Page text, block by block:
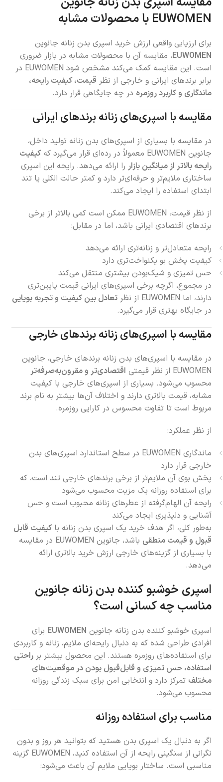
EUWOMEN با محصولات مشابه
برای ارزیابی واقعی ارزش خرید اسپری بدن زنانه جانوین
EUWOMEN، مقایسه آن با محصولات مشابه در بازار ضروری
است. این مقایسه کمک می‌کند مشخص شود EUWOMEN در
برابر برندهای ایرانی و خارجی از نظر قیمت، کیفیت رایحه،
ماندگاری و کاربرد روزمره در چه جایگاهی قرار دارد.
مقایسه با اسپری‌های زنانه برندهای ایرانی
در مقایسه با بسیاری از اسپری‌های بدن زنانه تولید داخل،
جانوین EUWOMEN معمولاً در رده‌ای قرار می‌گیرد که
کیفیت
رایحه بالاتر از میانگین بازار را ارائه می‌دهد. رایحه این اسپری
ساختاری ملایم‌تر و حرفه‌ای‌تر دارد و کمتر حالت الکلی یا تند
ابتدای استفاده را ایجاد می‌کند.
از نظر قیمت، EUWOMEN ممکن است کمی بالاتر از برخی
برندهای اقتصادی ایرانی باشد، اما در مقابل:
رایحه متعادل‌تر و زنانه‌تری ارائه می‌دهد
کیفیت پخش بو یکنواخت‌تری دارد
حس تمیزی و شیک‌بودن بیشتری منتقل می‌کند
در مجموع، اگرچه برخی اسپری‌های ایرانی قیمت پایین‌تری
دارند، اما EUWOMEN از نظر
تعادل بین کیفیت و تجربه بویایی
در جایگاه بهتری قرار می‌گیرد.
مقایسه با اسپری‌های زنانه برندهای خارجی
در مقایسه با اسپری‌های بدن زنانه برندهای خارجی، جانوین
EUWOMEN از نظر قیمتی
اقتصادی‌تر و مقرون‌به‌صرفه‌تر
محسوب می‌شود. بسیاری از اسپری‌های خارجی با کیفیت
مشابه، قیمت بالاتری دارند و اختلاف آن‌ها بیشتر به نام برند
مربوط است تا تفاوت محسوس در کارایی روزمره.
از نظر عملکرد:
ماندگاری EUWOMEN در سطح استاندارد اسپری‌های بدن
خارجی قرار دارد
پخش بوی آن ملایم‌تر از برخی برندهای خارجی تند است، که
برای استفاده روزانه یک مزیت محسوب می‌شود
رایحه آن الهام‌گرفته از عطرهای زنانه محبوب است و حس
آشنایی و دلپذیری ایجاد می‌کند
به‌طور کلی، اگر هدف خرید یک اسپری بدن زنانه باکیفیت قابل
قبول و قیمت منطقی
باشد، جانوین EUWOMEN در مقایسه
با بسیاری از گزینه‌های خارجی ارزش خرید بالاتری ارائه
می‌دهد.
اسپری خوشبو کننده بدن زنانه جانوین
مناسب چه کسانی است؟
اسپری خوشبو کننده بدن زنانه جانوین EUWOMEN برای
افرادی طراحی شده که به دنبال رایحه‌ای ملایم، زنانه و کاربردی
برای استفاده‌های روزمره هستند. این محصول بیشتر برراحتی
استفاده، حس تمیزی و قابل‌قبول بودن در موقعیت‌های
مختلف تمرکز دارد و انتخابی امن برای سبک زندگی روزانه
محسوب می‌شود.
مناسب برای استفاده روزانه
اگر به دنبال یک اسپری بدن هستید که بتوانید هر روز و بدون
نگرانی از سنگینی رایحه از آن استفاده کنید، EUWOMEN گزینه
مناسبی است. ساختار بویایی ملایم آن باعث می‌شود: